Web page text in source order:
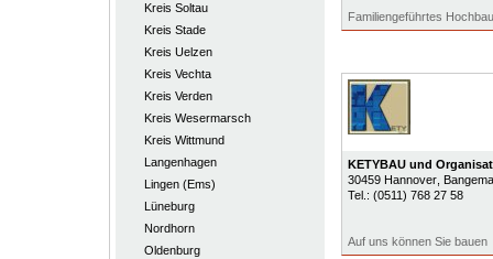
Kreis Soltau
Kreis Stade
Kreis Uelzen
Kreis Vechta
Kreis Verden
Kreis Wesermarsch
Kreis Wittmund
Langenhagen
Lingen (Ems)
Lüneburg
Nordhorn
Oldenburg
Familiengeführtes
KETYBAU und
30459 Hannover,
Tel.: (0511) 768 27 58
Auf uns können Sie bauen